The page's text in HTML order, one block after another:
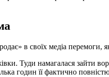
в своїх медіа перемоги,
Туди намагалася зайти
годин її фактично